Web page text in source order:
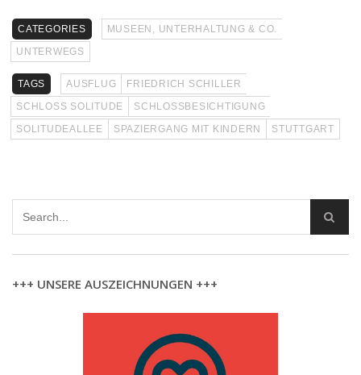
CATEGORIES
MUSEEN, UNTERHALTUNG & CO.
UNTERWEGS
TAGS AUSFLUG
FRIEDRICH SCHILLER
SCHLOSS SOLITUDE
SCHLOSSBESICHTIGUNG
SOLITUDEALLEE
SPAZIERGANG MIT KINDERN STUTTGART
+++ UNSERE AUSZEICHNUNGEN +++